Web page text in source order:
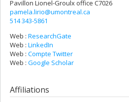
Pavillon Lionel-Groulx office C7026
pamela.lirio@umontreal.ca
514 343-5861
Web : ResearchGate
Web : LinkedIn
Web : Compte Twitter
Web : Google Scholar
Affiliations